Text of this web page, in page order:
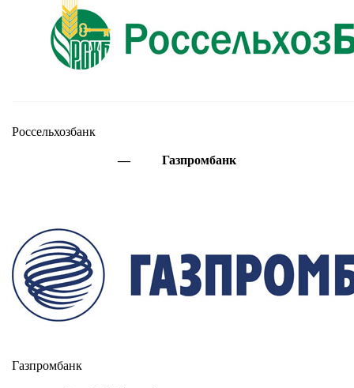
Россельхозбанк
— Газпромбанк
Газпромбанк